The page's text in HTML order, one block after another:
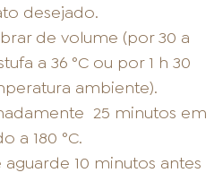
desejado.
de volume (por 30 a
a 36 °C ou por 1 h 30
ambiente).
25 minutos em
a 180 °C.
10 minutos antes